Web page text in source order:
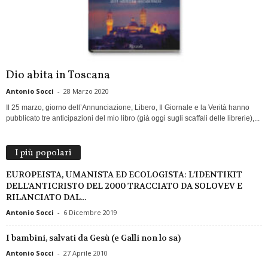
Dio abita in Toscana
Antonio Socci - 28 Marzo 2020
Il 25 marzo, giorno dell’Annunciazione, Libero, Il Giornale e la Verità hanno
pubblicato tre anticipazioni del mio libro (già oggi sugli scaffali delle librerie),...
I più popolari
EUROPEISTA, UMANISTA ED ECOLOGISTA: L’IDENTIKIT
DELL’ANTICRISTO DEL 2000 TRACCIATO DA SOLOVEV E
RILANCIATO DAL...
Antonio Socci - 6 Dicembre 2019
I bambini, salvati da Gesù (e Galli non lo sa)
Antonio Socci - 27 Aprile 2010